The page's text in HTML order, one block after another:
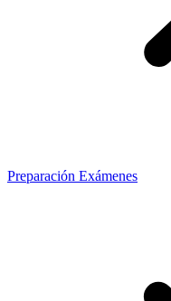
Preparación Exámenes